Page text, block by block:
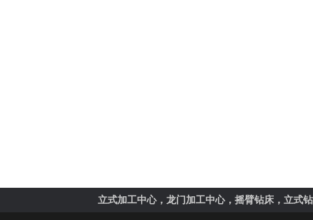
立式加工中心，龙门加工中心，摇臂钻床，立式